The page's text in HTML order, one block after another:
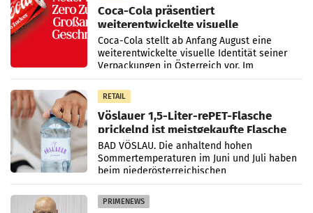
Coca-Cola präsentiert
weiterentwickelte visuelle
Markenidentität
Coca-Cola stellt ab Anfang August eine
weiterentwickelte visuelle Identität seiner
Verpackungen in Österreich vor. Im
Mittelpunkt des Redesigns stehen zentrale
Gestaltungselemente
RETAIL
Vöslauer 1,5-Liter-rePET-Flasche
prickelnd ist meistgekaufte Flasche
Österreichs
BAD VÖSLAU. Die anhaltend hohen
Sommertemperaturen im Juni und Juli haben
beim niederösterreichischen
Getränkehersteller Vöslauer zu deutlichen
Absatzzuwächsen geführt. Während
PRIMENEWS